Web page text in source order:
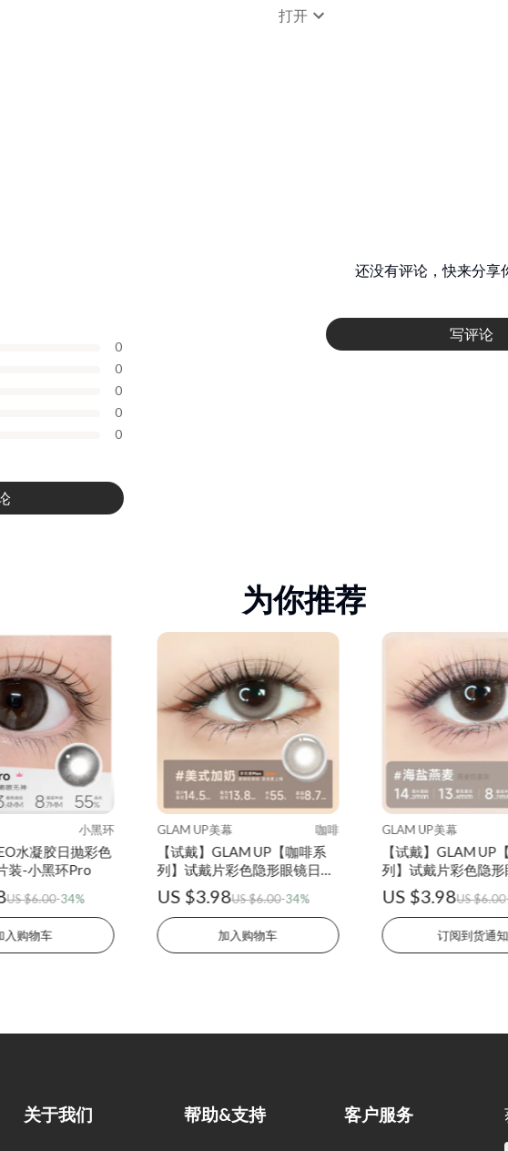
打开
0
0
0
0
0
还没有评论，快来分享
写评论
为你推荐
小黑环
水凝胶日抛彩色
装-小黑环Pro
US $6.00-34%
入购物车
GLAM UP美幕 咖啡
【试戴】GLAM UP【咖啡系
列】试戴片彩色隐形眼镜日抛
2片装-美式加奶
US $3.98US $6.00-34%
加入购物车
GLAM UP美幕
【试戴】GLAM UP
列】试戴片彩色隐
2片装-海盐燕麦
US $3.98US $6.00
订阅到货通知
关于我们 帮助&支持 客户服务